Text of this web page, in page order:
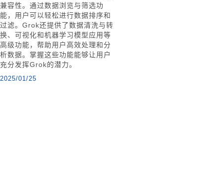
兼容性。通过数据浏览与筛选功
能，用户可以轻松进行数据排序和
过滤。Grok还提供了数据清洗与转
换、可视化和机器学习模型应用等
高级功能，帮助用户高效处理和分
析数据。掌握这些功能能够让用户
充分发挥Grok的潜力。
2025/01/25